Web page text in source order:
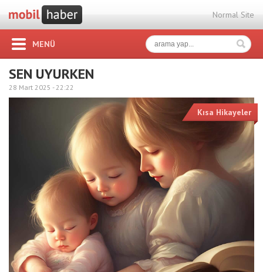
Normal Site
MENÜ
SEN UYURKEN
28 Mart 2025 -22:22
Kısa Hikayeler